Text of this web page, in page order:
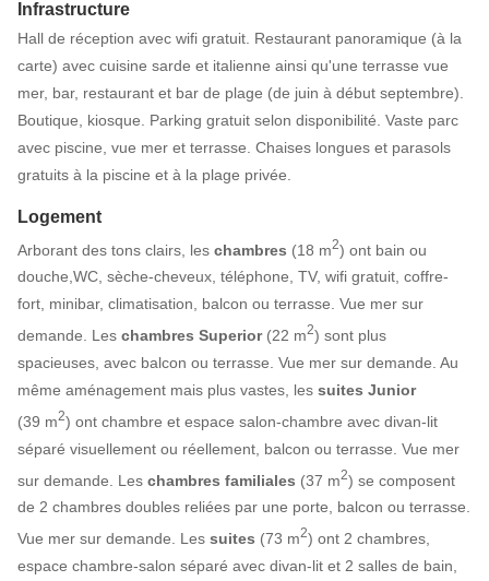
Infrastructure
Hall de réception avec wifi gratuit. Restaurant panoramique (à la
carte) avec cuisine sarde et italienne ainsi qu'une terrasse vue
mer, bar, restaurant et bar de plage (de juin à début septembre).
Boutique, kiosque. Parking gratuit selon disponibilité. Vaste parc
avec piscine, vue mer et terrasse. Chaises longues et parasols
gratuits à la piscine et à la plage privée.
Logement
Arborant des tons clairs, les chambres (18 m2) ont bain ou
douche,WC, sèche-cheveux, téléphone, TV, wifi gratuit, coffre-
fort, minibar, climatisation, balcon ou terrasse. Vue mer sur
demande. Les chambres Superior(22 m2) sont plus
spacieuses, avec balcon ou terrasse. Vue mer sur demande. Au
même aménagement mais plus vastes, les suites Junior
(39 m2) ont chambre et espace salon-chambre avec divan-lit
séparé visuellement ou réellement, balcon ou terrasse. Vue mer
sur demande. Les chambres familiales (37 m2) se composent
de 2 chambres doubles reliées par une porte, balcon ou terrasse.
Vue mer sur demande. Les suites (73 m2) ont 2 chambres,
espace chambre-salon séparé avec divan-lit et 2 salles de bain,